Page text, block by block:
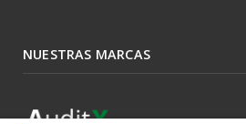
NUESTRAS MARCAS